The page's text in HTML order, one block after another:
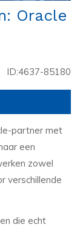
Oracle
ID:4637-85180
partner met
een
zowel
verschillende
die echt